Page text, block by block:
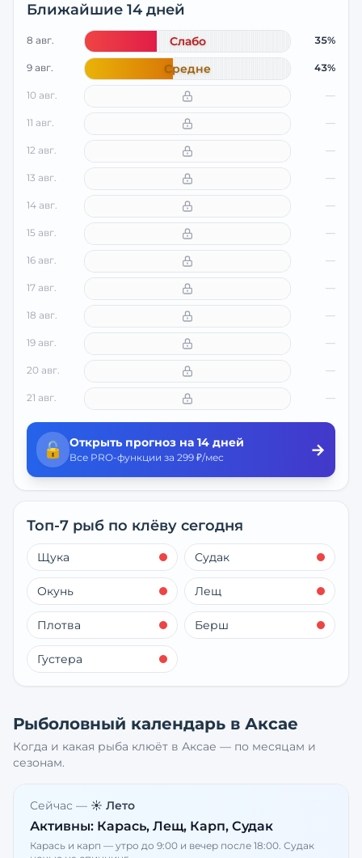
Ближайшие 14 дней
8 авг. Слабо 35%
9 авг. Средне 43%
10 авг. —
11 авг. —
12 авг. —
13 авг. —
14 авг. —
15 авг. —
16 авг. —
17 авг. —
18 авг. —
19 авг. —
20 авг. —
21 авг. —
🔓 Открыть прогноз на 14 дней
Все PRO-функции за 299 ₽/мес →
Топ-7 рыб по клёву сегодня
Щука Судак
Окунь Лещ
Плотва Берш
Густера
Рыболовный календарь в Аксае
Когда и какая рыба клюёт в Аксае — по месяцам и
сезонам.
Сейчас — ☀️ Лето
Активны: Карась, Лещ, Карп, Судак
Карась и карп — утро до 9:00 и вечер после 18:00. Судак